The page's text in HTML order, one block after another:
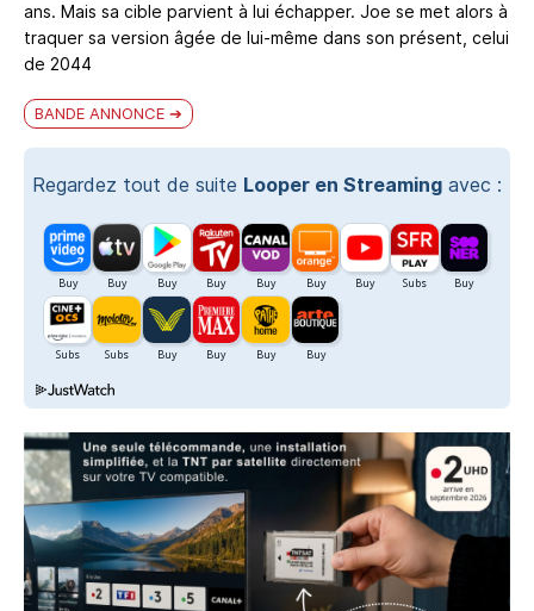
ans. Mais sa cible parvient à lui échapper. Joe se met alors à
traquer sa version âgée de lui-même dans son présent, celui
de 2044
BANDE ANNONCE
Regardez tout de suite Looper en Streaming avec :